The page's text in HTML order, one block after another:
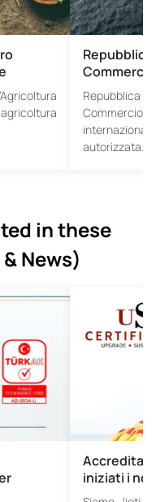
Commercio
autorizzata…
in these
News)
iniziati i